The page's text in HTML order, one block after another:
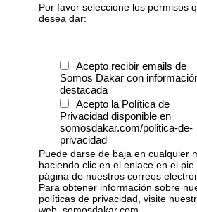
Por favor seleccione los permisos
desea dar:
Acepto recibir emails de
Somos Dakar con
destacada
Acepto la Política de
Privacidad disponible en
somosdakar.com/politica-de-
privacidad
Puede darse de baja en cualquier
haciendo clic en el enlace en el pie
página de nuestros correos
Para obtener información sobre
políticas de privacidad, visite
web, somosdakar.com